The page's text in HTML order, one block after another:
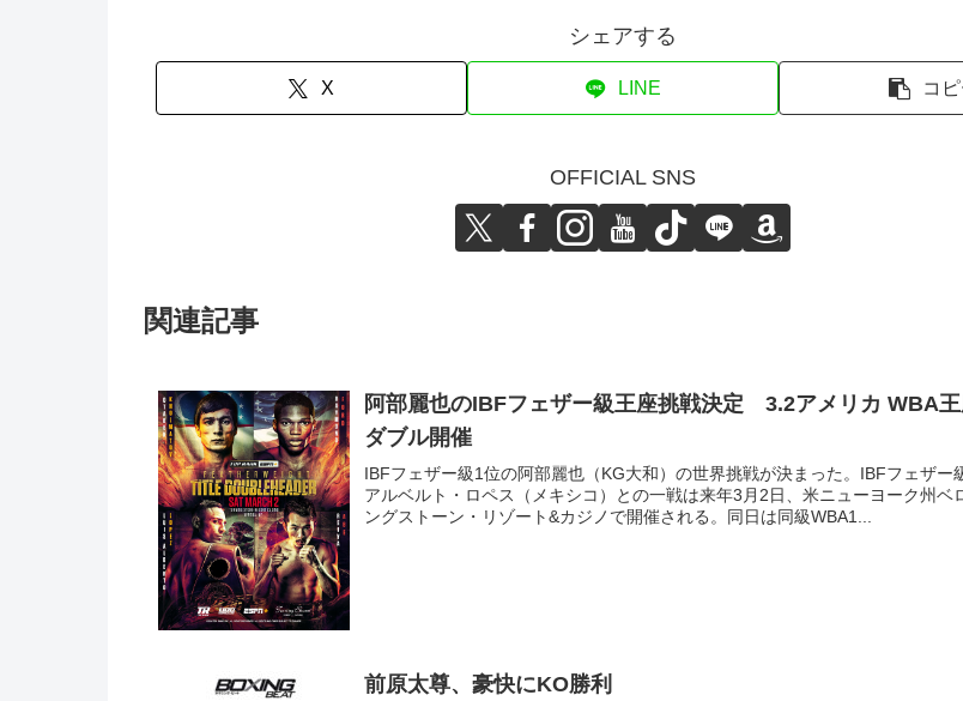
シェアする
X LINE コ
OFFICIAL SNS
関連記事
阿部麗也のIBFフェザー級王座挑戦決定 3.2アメリカ WBA王
ダブル開催
IBFフェザー級1位の阿部麗也（KG大和）の世界挑戦が決まった。IBFフェザー
アルベルト・ロペス（メキシコ）との一戦は来年3月2日、米ニューヨーク州ベ
ングストーン・リゾート&カジノで開催される。同日は同級WBA1...
前原太尊、豪快にKO勝利